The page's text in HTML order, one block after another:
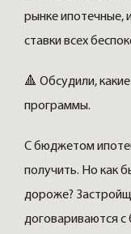
рынке ипотечные,
ставки всех
🔺 Обсудили,
программы.
С бюджетом
получить. Но как
дороже?
договариваются с